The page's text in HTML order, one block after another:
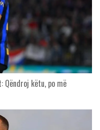
Qëndroj këtu, po më